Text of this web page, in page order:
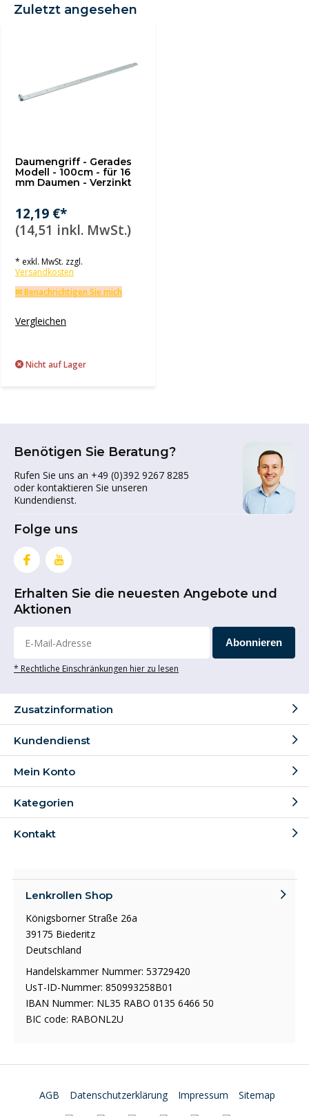
Zuletzt angesehen
Daumengriff - Gerades
Modell - 100cm - für 16
mm Daumen - Verzinkt
12,19 €*
(14,51 inkl. MwSt.)
* exkl. MwSt. zzgl.
Versandkosten
✉ Benachrichtigen Sie mich
Vergleichen
Nicht auf Lager
Benötigen Sie Beratung?
Rufen Sie uns an +49 (0)392 9267 8285
oder kontaktieren Sie unseren
Kundendienst.
Folge uns
Erhalten Sie die neuesten Angebote und
Aktionen
Abonnieren
* Rechtliche Einschränkungen hier zu lesen
Zusatzinformation
Kundendienst
Mein Konto
Kategorien
Kontakt
Lenkrollen Shop
Königsborner Straße 26a
39175 Biederitz
Deutschland
Handelskammer Nummer: 53729420
UsT-ID-Nummer: 850993258B01
IBAN Nummer: NL35 RABO 0135 6466 50
BIC code: RABONL2U
AGB Datenschutzerklärung Impressum Sitemap